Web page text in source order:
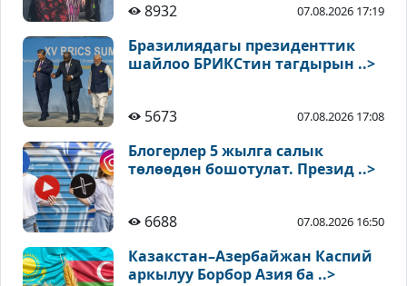
8932 07.08.2026 17:19
Бразилиядагы президенттик
шайлоо БРИКСтин тагдырын ..>
5673 07.08.2026 17:08
Блогерлер 5 жылга салык
төлөөдөн бошотулат. Презид ..>
6688 07.08.2026 16:50
Казакстан–Азербайжан Каспий
аркылуу Борбор Азия ба ..>